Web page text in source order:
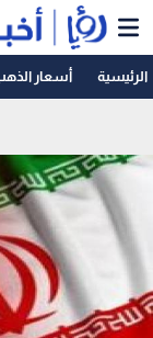
الرئيسية أسعار